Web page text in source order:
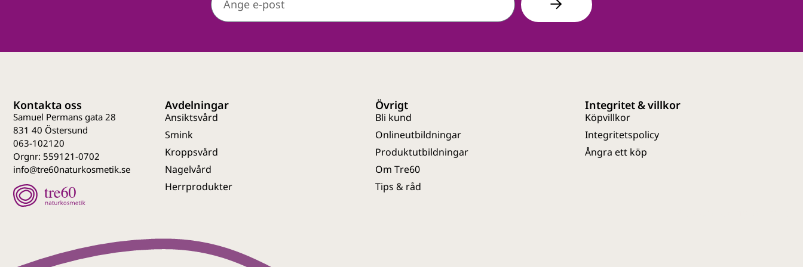
Kontakta oss
Samuel Permans gata 28
831 40 Östersund
063-102120
Orgnr: 559121-0702
info@tre60naturkosmetik.se
Avdelningar
Ansiktsvård
Smink
Kroppsvård
Nagelvård
Herrprodukter
Övrigt
Bli kund
Onlineutbildningar
Produktutbildningar
Om Tre60
Tips & råd
Integritet & villkor
Köpvillkor
Integritetspolicy
Ångra ett köp